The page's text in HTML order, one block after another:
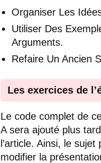
Organiser Les
Utiliser Des
Arguments.
Refaire Un Ancien
Les exercices de
Le code complet de
A sera ajouté plus
l’article. Ainsi, le
modifier la